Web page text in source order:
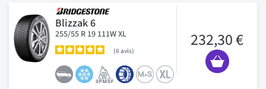
Blizzak 6
255/55 R 19 111W XL
6avis
232,30 €